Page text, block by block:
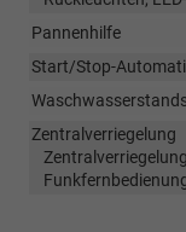
Pannenhilfe
Start/Stop-
Zentralverriegelung